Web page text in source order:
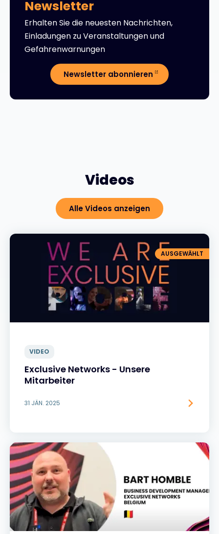
Newsletter
Erhalten Sie die neuesten Nachrichten,
Einladungen zu Veranstaltungen und
Gefahrenwarnungen
Newsletter abonnieren
Videos
Alle Videos anzeigen
AUSGEWÄHLT
VIDEO
Exclusive Networks - Unsere
Mitarbeiter
31 JÄN. 2025